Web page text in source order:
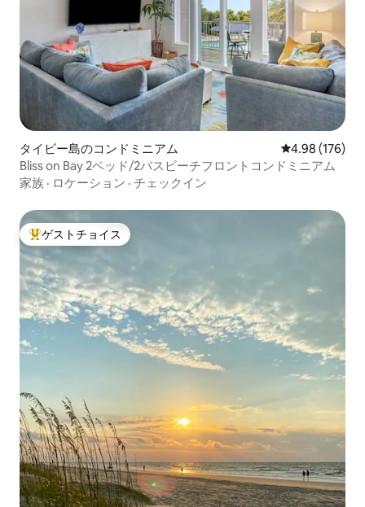
タイビー島のコンドミニアム レビュー176
4.98 (176)
Bliss on Bay 2ベッド/2バスビーチフロントコンドミニアム
家族 · ロケーション · チェックイン
大好評のゲストチョイスです。
ゲストチョイス